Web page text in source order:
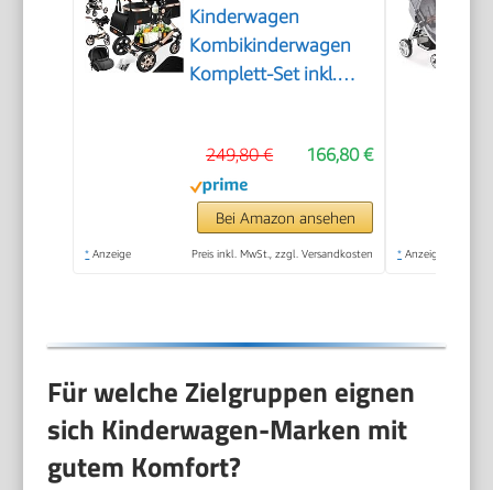
Kinderwagen
Kombikinderwagen
Komplett-Set inkl.
Babyschale Voll-
Gummireifen
Wickeltasche
Regenschutz
166,80 €
249,80 €
Bei Amazon ansehen
* Anzeige Preis inkl. MwSt., zzgl. Versandkosten * Anzeige
Für welche Zielgruppen eignen
sich Kinderwagen-Marken mit
gutem Komfort?